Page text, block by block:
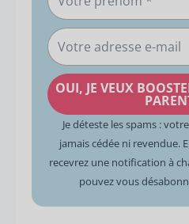
prénom
Votre
adresse
e-
mail
OUI, JE VEUX
Je déteste les spams :
jamais cédée ni revendue.
recevrez une notification à
pouvez vous